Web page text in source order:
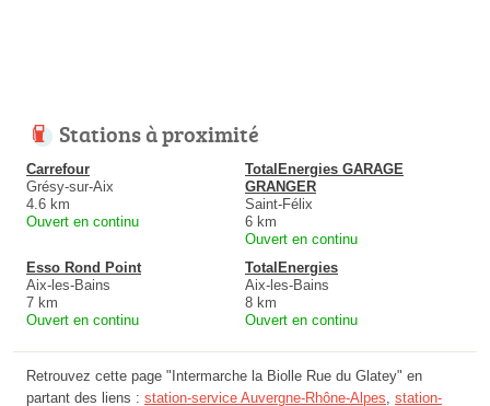
Stations à proximité
Carrefour
Grésy-sur-Aix
4.6 km
Ouvert en continu
TotalEnergies GARAGE
GRANGER
Saint-Félix
6 km
Ouvert en continu
Esso Rond Point
Aix-les-Bains
7 km
Ouvert en continu
TotalEnergies
Aix-les-Bains
8 km
Ouvert en continu
Retrouvez cette page "Intermarche la Biolle Rue du Glatey" en
partant des liens : station-service Auvergne-Rhône-Alpes, station-